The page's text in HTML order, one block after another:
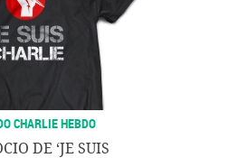
CHARLIE HEBDO
DE ‘JE SUIS